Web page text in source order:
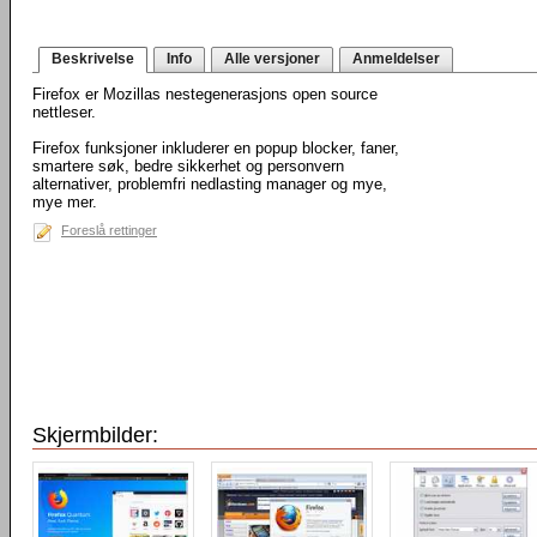
Beskrivelse Info Alle versjoner Anmeldelser
Firefox er Mozillas nestegenerasjons open source
nettleser.
Firefox funksjoner inkluderer en popup blocker, faner,
smartere søk, bedre sikkerhet og personvern
alternativer, problemfri nedlasting manager og mye,
mye mer.
Foreslå rettinger
Skjermbilder: